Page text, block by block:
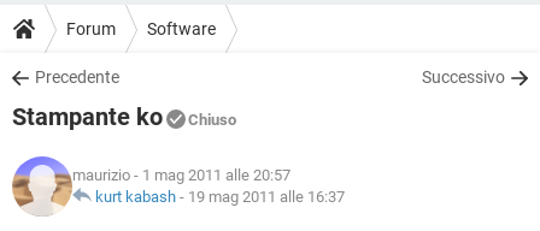
INTRATTENIMENTO
iOS
INSTAGRAM
TIKTOK
HARDWARE
GUIDE
COVID-19
INSTAGRAM WHATSAPP
TIKTOK
DOWNLOAD
COVID-19
INTRATTENIMENTO
iOS WINDOWS 10
FORUM
COVID-19 GAMING
INTRATTENIMENTO
GLOSSARIO
Forum Software
Precedente Successivo
Stampante ko Chiuso
maurizio - 1 mag 2011 alle 20:57
kurt kabash - 19 mag 2011 alle 16:37